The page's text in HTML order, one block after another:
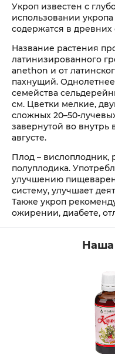
Укроп известен с
использовании
содержатся в древних
Название растения
латинизированного
anethon и от
пахнущий.
семейства
см. Цветки мелкие,
сложных 20–50-
завернутой во
августе.
Плод – вислоплодник,
полуплодика.
улучшению
систему, улучшает
Также укроп
ожирении, диабете,
Наша